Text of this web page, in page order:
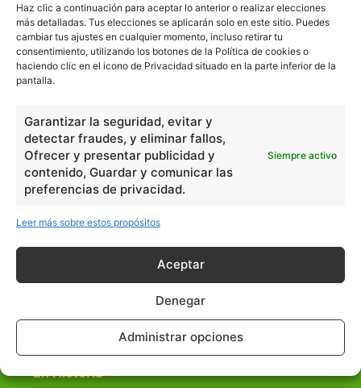
Haz clic a continuación para aceptar lo anterior o realizar elecciones
más detalladas. Tus elecciones se aplicarán solo en este sitio. Puedes
cambiar tus ajustes en cualquier momento, incluso retirar tu
consentimiento, utilizando los botones de la Política de cookies o
haciendo clic en el icono de Privacidad situado en la parte inferior de la
pantalla.
Garantizar la seguridad, evitar y
detectar fraudes, y eliminar fallos,
Ofrecer y presentar publicidad y
contenido, Guardar y comunicar las
preferencias de privacidad.
Siempre activo
Leer más sobre estos propósitos
Aceptar
Denegar
Administrar opciones
Lengua
211
Tecnología
Varios
1185
Las formas del relieve y sus características
Números romanos
Principales obras de Aristóteles
Ideas de Voltaire
En Historia